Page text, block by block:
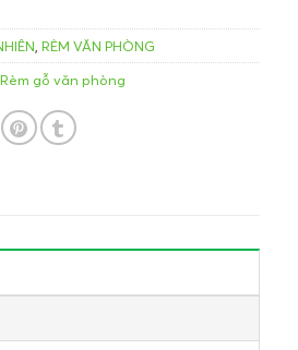
RÈM VĂN PHÒNG
Rèm gỗ văn phòng